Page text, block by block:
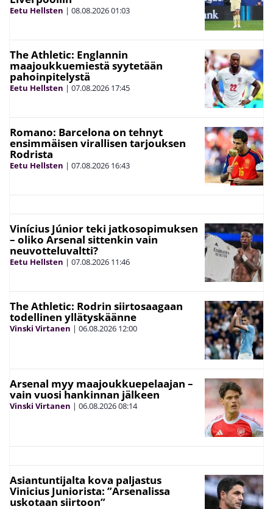
Eetu Hellsten | 08.08.202601:03
The Athletic: Englannin
maajoukkuemiestä syytetään
pahoinpitelystä
Eetu Hellsten | 07.08.2026 17:45
Romano: Barcelona on tehnyt
ensimmäisen virallisen tarjouksen
Rodrista
Eetu Hellsten | 07.08.2026 16:43
Vinícius Júnior teki jatkosopimuksen
– oliko Arsenal sittenkin vain
neuvotteluvaltti?
Eetu Hellsten | 07.08.2026 11:46
The Athletic: Rodrin siirtosaagaan
todellinen yllätyskäänne
Vinski Virtanen | 06.08.2026 12:00
Arsenal myy maajoukkuepelaajan –
vain vuosi hankinnan jälkeen
Vinski Virtanen | 06.08.202608:14
Asiantuntijalta kova paljastus
Vinicius Juniorista: ”Arsenalissa
uskotaan siirtoon”